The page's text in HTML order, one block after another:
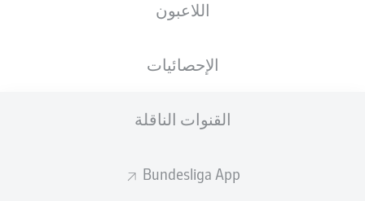
اللاعبون
الإحصائيات
القنوات الناقلة
Bundesliga App
إعلان